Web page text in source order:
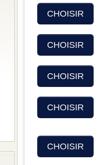
CHOISIR
CHOISIR
CHOISIR
CHOISIR
CHOISIR